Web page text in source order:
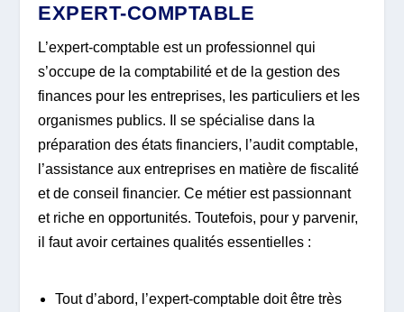
EXPERT-COMPTABLE
L’expert-comptable est un professionnel qui
s’occupe de la comptabilité et de la gestion des
finances pour les entreprises, les particuliers et les
organismes publics. Il se spécialise dans la
préparation des états financiers, l’audit comptable,
l’assistance aux entreprises en matière de fiscalité
et de conseil financier. Ce métier est passionnant
et riche en opportunités. Toutefois, pour y parvenir,
il faut avoir certaines qualités essentielles :
Tout d’abord, l’expert-comptable doit être très